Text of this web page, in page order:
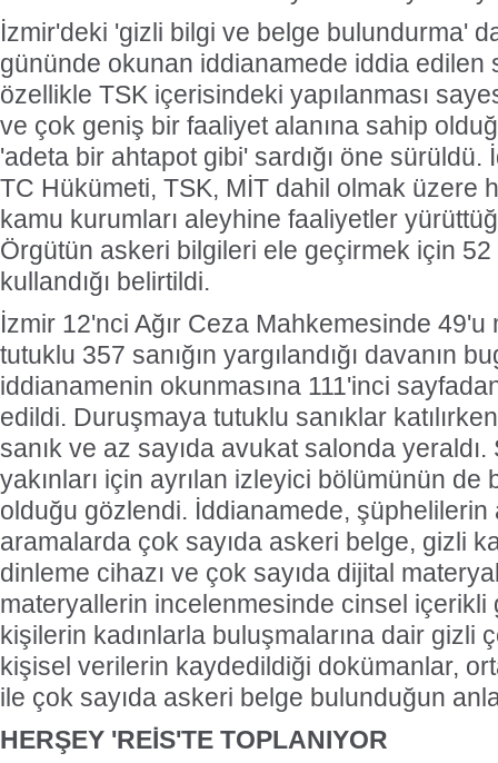
İzmir'deki 'gizli bilgi ve belge bulundurma'
gününde okunan iddianamede iddia edilen
özellikle TSK içerisindeki yapılanması
ve çok geniş bir faaliyet alanına sahip
'adeta bir ahtapot gibi' sardığı öne
TC Hükümeti, TSK, MİT dahil olmak üzere
kamu kurumları aleyhine faaliyetler
Örgütün askeri bilgileri ele geçirmek için 52
kullandığı belirtildi.
İzmir 12'nci Ağır Ceza Mahkemesinde
tutuklu 357 sanığın yargılandığı davanın
iddianamenin okunmasına 111'inci
edildi. Duruşmaya tutuklu sanıklar
sanık ve az sayıda avukat salonda yeraldı.
yakınları için ayrılan izleyici bölümünün de
olduğu gözlendi. İddianamede, şüphelilerin
aramalarda çok sayıda askeri belge, gizli
dinleme cihazı ve çok sayıda dijital
materyallerin incelenmesinde cinsel içerikli
kişilerin kadınlarla buluşmalarına dair gizli
kişisel verilerin kaydedildiği dokümanlar,
ile çok sayıda askeri belge bulunduğun
HERŞEY 'REİS'TE TOPLANIYOR